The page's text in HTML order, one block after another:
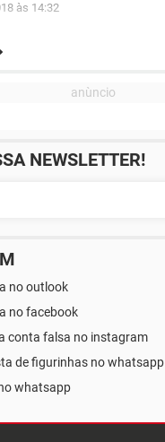
às 14:32
NEWSLETTER!
no outlook
no facebook
conta falsa no instagram
de figurinhas no whatsapp
whatsapp